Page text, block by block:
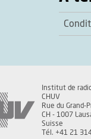
Institut de
CHUV
Rue du Grand-
CH - 1007
Suisse
Tél. +41 21